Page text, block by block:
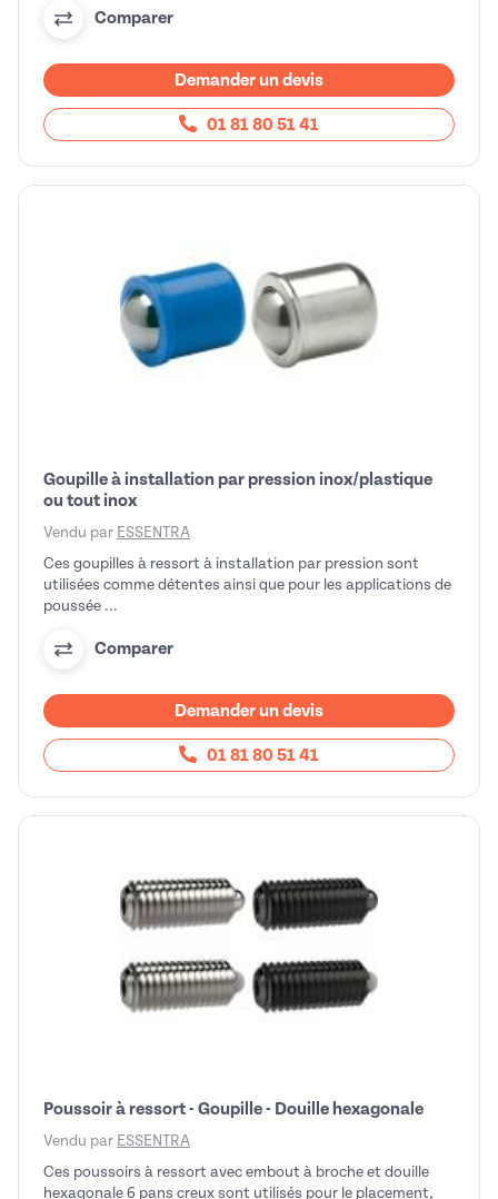
Comparer
Demander un devis
01 81 80 51 41
Goupille à installation par pression inox/plastique
ou tout inox
Vendu par ESSENTRA
Ces goupilles à ressort à installation par pression sont
utilisées comme détentes ainsi que pour les applications de
poussée ...
Comparer
Demander un devis
01 81 80 51 41
Poussoir à ressort - Goupille - Douille hexagonale
Vendu par ESSENTRA
Ces poussoirs à ressort avec embout à broche et douille
hexagonale 6 pans creux sont utilisés pour le placement,